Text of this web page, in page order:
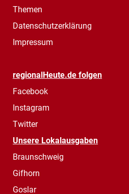
Themen
Datenschutzerklärung
Impressum
regionalHeute.de folgen
Facebook
Instagram
Twitter
Unsere Lokalausgaben
Braunschweig
Gifhorn
Goslar